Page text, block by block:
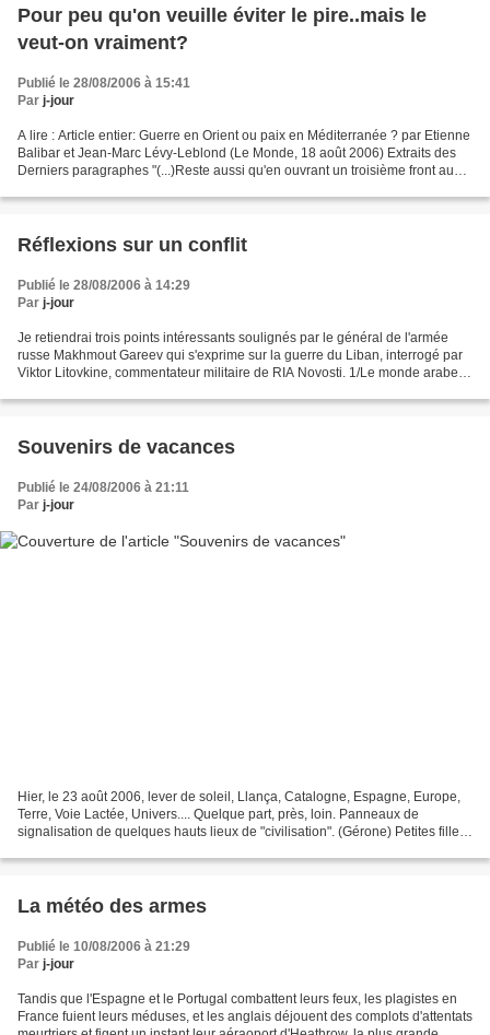
Pour peu qu'on veuille éviter le pire..mais le
veut-on vraiment?
Publié le 28/08/2006 à 15:41
Par j-jour
A lire : Article entier: Guerre en Orient ou paix en Méditerranée ? par Etienne
Balibar et Jean-Marc Lévy-Leblond (Le Monde, 18 août 2006) Extraits des
Derniers paragraphes "(...)Reste aussi qu'en ouvrant un troisième front au
Réflexions sur un conflit
Publié le 28/08/2006 à 14:29
Par j-jour
Je retiendrai trois points intéressants soulignés par le général de l'armée
russe Makhmout Gareev qui s'exprime sur la guerre du Liban, interrogé par
Viktor Litovkine, commentateur militaire de RIA Novosti. 1/Le monde arabe a
Souvenirs de vacances
Publié le 24/08/2006 à 21:11
Par j-jour
Hier, le 23 août 2006, lever de soleil, Llança, Catalogne, Espagne, Europe,
Terre, Voie Lactée, Univers.... Quelque part, près, loin. Panneaux de
signalisation de quelques hauts lieux de "civilisation". (Gérone) Petites filles
La météo des armes
Publié le 10/08/2006 à 21:29
Par j-jour
Tandis que l'Espagne et le Portugal combattent leurs feux, les plagistes en
France fuient leurs méduses, et les anglais déjouent des complots d'attentats